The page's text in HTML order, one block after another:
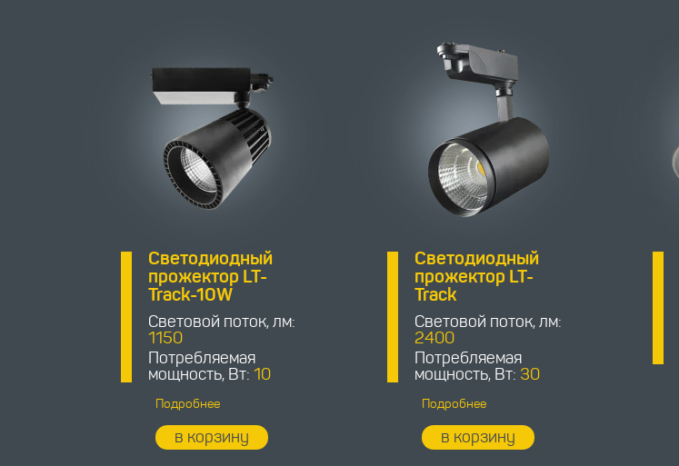
Светодиодный
прожектор LT-
Track-10W
Световой поток, лм:
1150
Потребляемая
мощность, Вт:10
Подробнее
в корзину
Светодиодный
прожектор LT-
Track
Световой поток, лм:
2400
Потребляемая
мощность, Вт: 30
Подробнее
в корзину